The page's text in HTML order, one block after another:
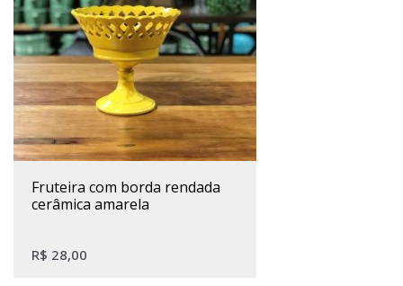
fruteira com borda rendada
cerâmica amarela
R$ 28,00